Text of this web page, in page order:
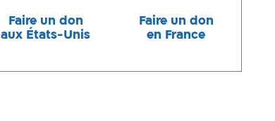
Faire un don
aux États-Unis
Faire un don
en France